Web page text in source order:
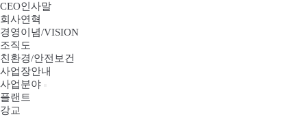
CEO인사말
회사연혁
경영이념/VISION
조직도
친환경/안전보건
사업장안내
사업분야
플랜트
강교